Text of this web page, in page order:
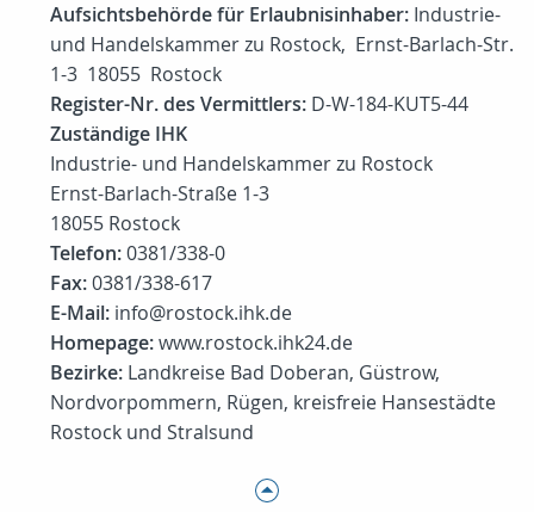
Aufsichtsbehörde für Erlaubnisinhaber: Industrie-
und Handelskammer zu Rostock, Ernst-Barlach-Str.
1-3 18055 Rostock
Register-Nr. des Vermittlers: D-W-184-KUT5-44
Zuständige IHK
Industrie- und Handelskammer zu Rostock
Ernst-Barlach-Straße 1-3
18055 Rostock
Telefon:0381/338-0
Fax:0381/338-617
E-Mail: info@rostock.ihk.de
Homepage:www.rostock.ihk24.de
Bezirke: Landkreise Bad Doberan, Güstrow,
Nordvorpommern, Rügen, kreisfreie Hansestädte
Rostock und Stralsund